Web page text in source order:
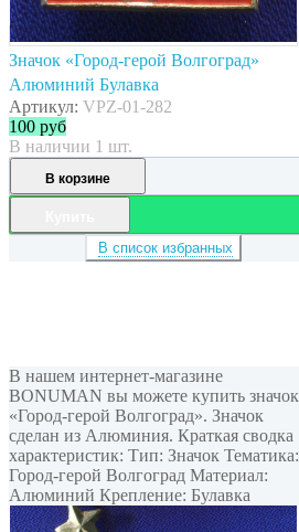
Значок «Город-герой Волгоград»
Алюминий Булавка
Артикул: VPZ-01-282
100 руб
В наличии 1 шт.
В корзине
В список избранных
В нашем интернет-магазине
BONUMAN вы можете купить значок
«Город-герой Волгоград». Значок
сделан из Алюминия. Краткая сводка
характеристик: Тип: Значок Тематика:
Город-герой Волгоград Материал:
Алюминий Крепление: Булавка